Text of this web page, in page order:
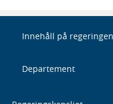
Innehåll på
Departement